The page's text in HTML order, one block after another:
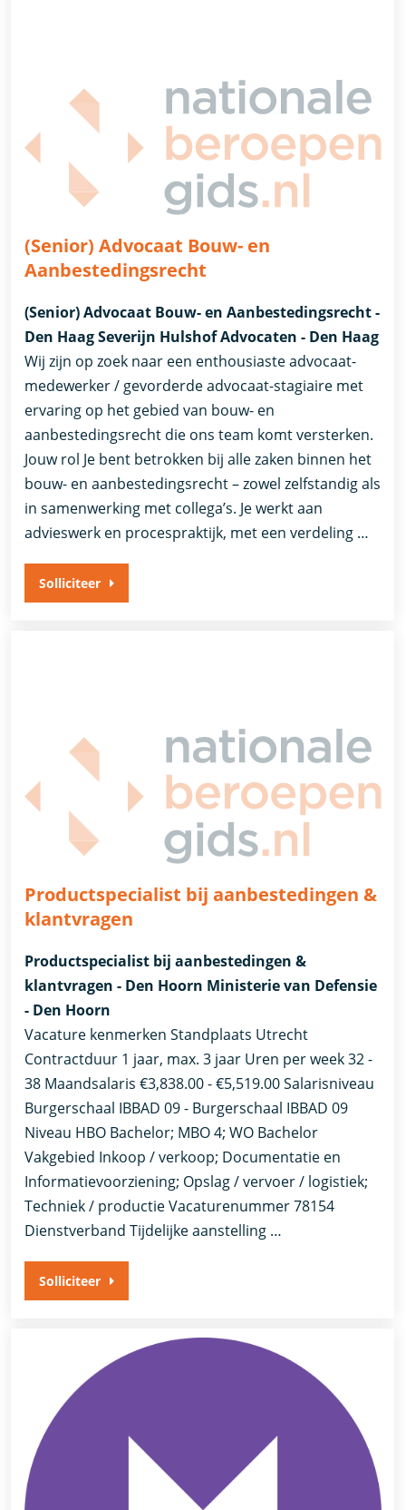
(Senior) Advocaat Bouw- en
Aanbestedingsrecht
(Senior) Advocaat Bouw- en Aanbestedingsrecht -
Den Haag Severijn Hulshof Advocaten - Den Haag
Wij zijn op zoek naar een enthousiaste advocaat-
medewerker / gevorderde advocaat-stagiaire met
ervaring op het gebied van bouw- en
aanbestedingsrecht die ons team komt versterken.
Jouw rol Je bent betrokken bij alle zaken binnen het
bouw- en aanbestedingsrecht – zowel zelfstandig als
in samenwerking met collega’s. Je werkt aan
advieswerk en procespraktijk, met een verdeling …
Solliciteer
Productspecialist bij aanbestedingen &
klantvragen
Productspecialist bij aanbestedingen &
klantvragen - Den Hoorn Ministerie van Defensie
- Den Hoorn
Vacature kenmerken Standplaats Utrecht
Contractduur 1 jaar, max. 3 jaar Uren per week 32 -
38 Maandsalaris €3,838.00 - €5,519.00 Salarisniveau
Burgerschaal IBBAD 09 - Burgerschaal IBBAD 09
Niveau HBO Bachelor; MBO 4; WO Bachelor
Vakgebied Inkoop / verkoop; Documentatie en
Informatievoorziening; Opslag / vervoer / logistiek;
Techniek / productie Vacaturenummer 78154
Dienstverband ​Tijdelijke aanstelling​ …
Solliciteer